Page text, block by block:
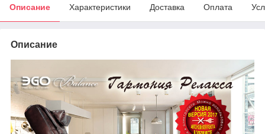
Описание Характеристики Доставка Оплата
Описание